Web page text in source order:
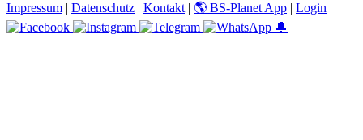
Impressum | Datenschutz | Kontakt | 🌎 BS-Planet App | Login
🔔